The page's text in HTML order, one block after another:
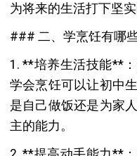
为将来的生活打下坚实
### 二、学烹饪有哪
1. **培养生活技能**
学会烹饪可以让初中
是自己做饭还是为家
主的能力。